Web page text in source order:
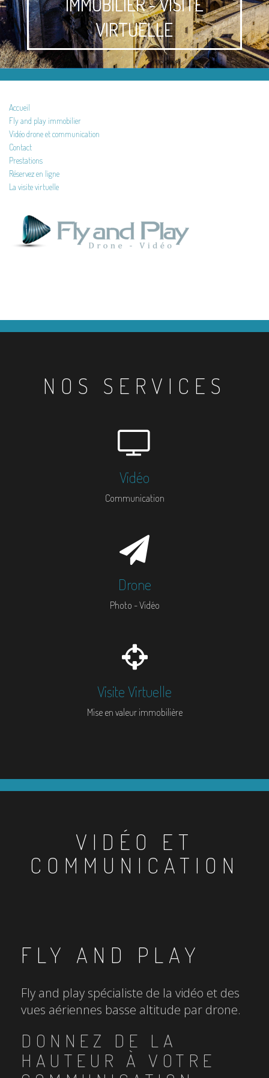
VIRTUELLE
Accueil
Fly and play immobilier
Vidéo drone et communication
Contact
Prestations
Réservez en ligne
La visite virtuelle
NOS SERVICES
Vidéo
Communication
Drone
Photo - Vidéo
Visite Virtuelle
Mise en valeur immobilière
VIDÉO ET
COMMUNICATION
FLY AND PLAY
Fly and play spécialiste de la vidéo et des
vues aériennes basse altitude par drone.
DONNEZ DE LA
HAUTEUR À VOTRE